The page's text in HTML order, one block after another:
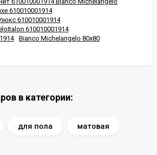
610010001914
610010001914
610010001914
Bianco Michelangelo 80x80
в категории:
для пола матовая